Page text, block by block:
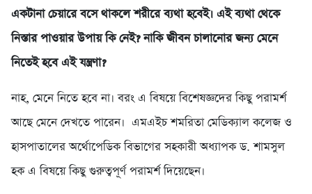
একটানা চেয়ারে বসে থাকলে শরীরে ব্যথা হবেই। এই ব্যথা থেকে
নিস্তার পাওয়ার উপায় কি নেই? নাকি জীবন চালানোর জন্য মেনে
নিতেই হবে এই যন্ত্রণা?
নাহ, মেনে নিতে হবে না। বরং এ বিষয়ে বিশেষজ্ঞদের কিছু পরামর্শ
আছে মেনে দেখতে পারেন। এমএইচ শমরিতা মেডিক্যাল কলেজ ও
হাসপাতালের অর্থোপেডিক বিভাগের সহকারী অধ্যাপক ড. শামসুল
হক এ বিষয়ে কিছু গুরুত্বপূর্ণ পরামর্শ দিয়েছেন।